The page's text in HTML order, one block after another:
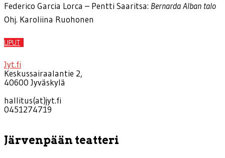
Federico Garcia Lorca – Pentti Saaritsa: Bernarda Alban talo
Ohj. Karoliina Ruohonen
LIPUT
Jyt.fi
Keskussairaalantie 2,
40600 Jyväskylä
hallitus(at)jyt.fi
0451274719
Järvenpään teatteri